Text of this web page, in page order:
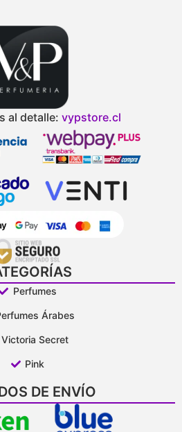
al detalle: vypstore.cl
Perfumes
Árabes
Victoria Secret
Pink
DE ENVÍO